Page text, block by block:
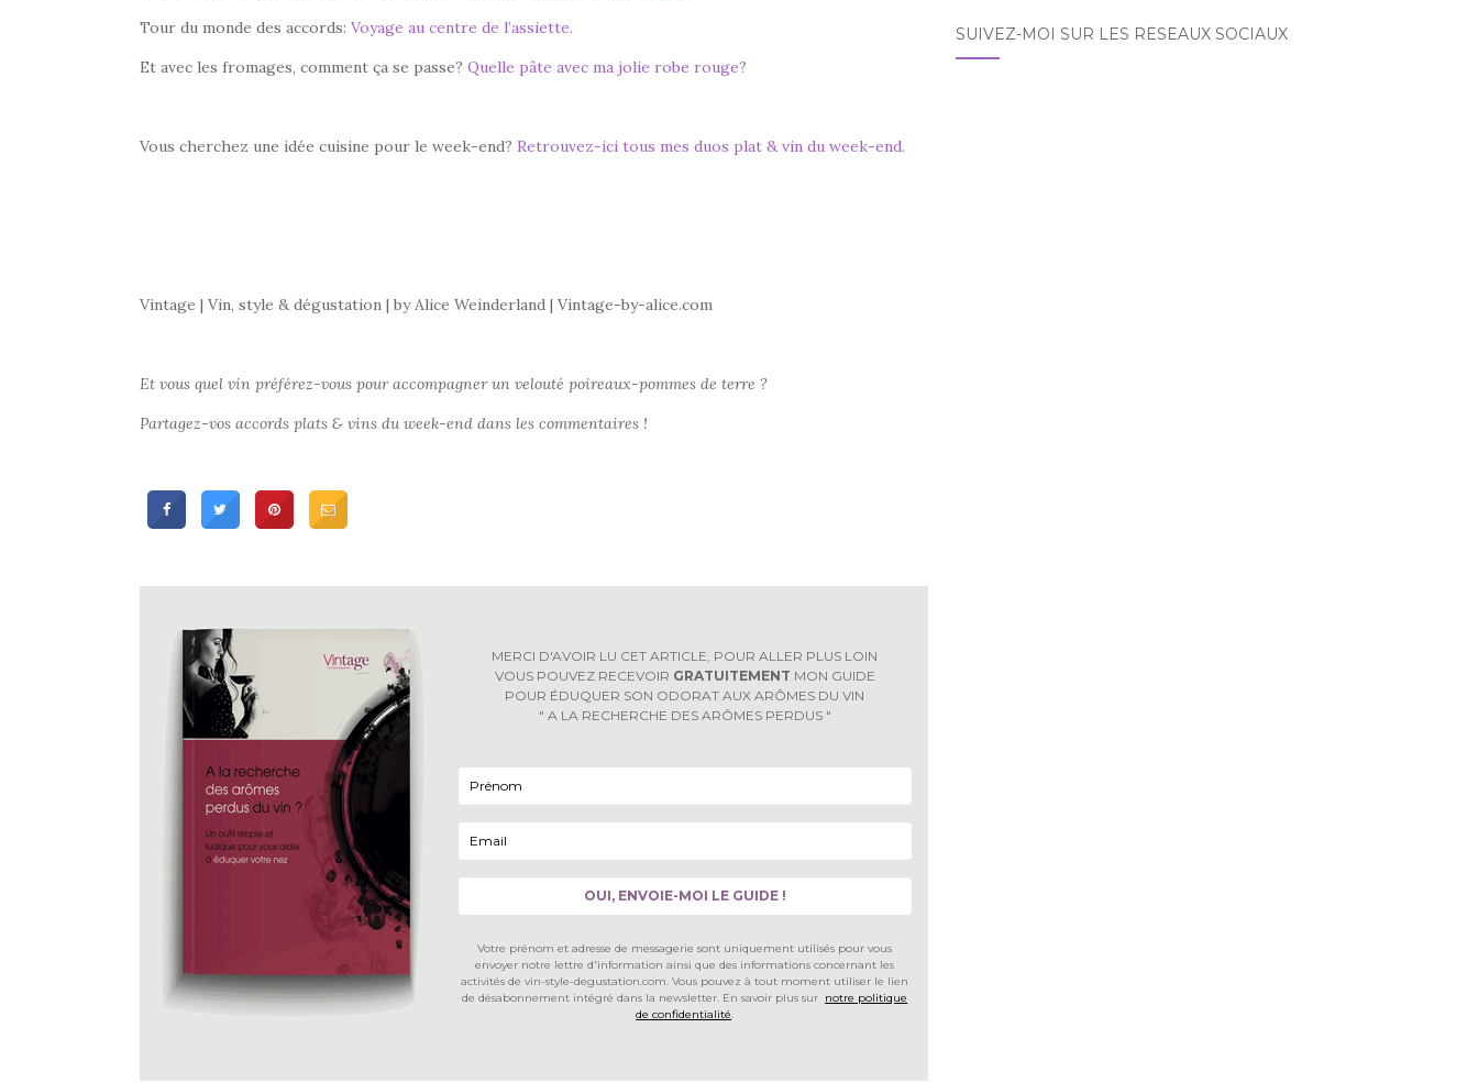
Tour du monde des accords: Voyage au centre de l’assiette.
Et avec les fromages, comment ça se passe? Quelle pâte avec ma jolie robe rouge?
Vous cherchez une idée cuisine pour le week-end? Retrouvez-ici tous mes duos plat & vin du week-end.
Vintage | Vin, style & dégustation | by Alice Weinderland | Vintage-by-alice.com
Et vous quel vin préférez-vous pour accompagner un velouté poireaux-pommes de terre ?
Partagez-vos accords plats & vins du week-end dans les commentaires !
MERCI D'AVOIR LU CET ARTICLE, POUR ALLER PLUS LOIN
VOUS POUVEZ RECEVOIR GRATUITEMENT MON GUIDE
POUR ÉDUQUER SON ODORAT AUX ARÔMES DU VIN
" A LA RECHERCHE DES ARÔMES PERDUS "
Votre prénom et adresse de messagerie sont uniquement utilisés pour vous
envoyer notre lettre d'information ainsi que des informations concernant les
activités de vin-style-degustation.com. Vous pouvez à tout moment utiliser le lien
de désabonnement intégré dans la newsletter. En savoir plus sur notre politique
de confidentialité.
SUIVEZ-MOI SUR LES RÉSEAUX SOCIAUX